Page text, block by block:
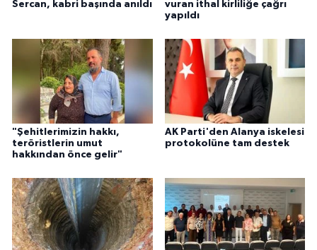
Sercan, kabri başında anıldı
vuran ithal kirliliğe çağrı
yapıldı
"Şehitlerimizin hakkı,
teröristlerin umut
hakkından önce gelir"
AK Parti'den Alanya iskelesi
protokolüne tam destek